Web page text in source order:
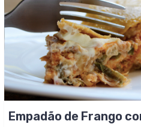
Empadão de Frango